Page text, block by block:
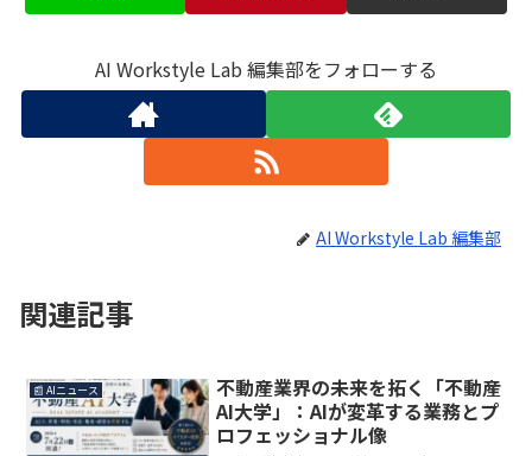
AI Workstyle Lab 編集部をフォローする
AI Workstyle Lab 編集部
関連記事
📰 AIニュース
不動産業界の未来を拓く「不動産
AI大学」：AIが変革する業務とプ
ロフェッショナル像